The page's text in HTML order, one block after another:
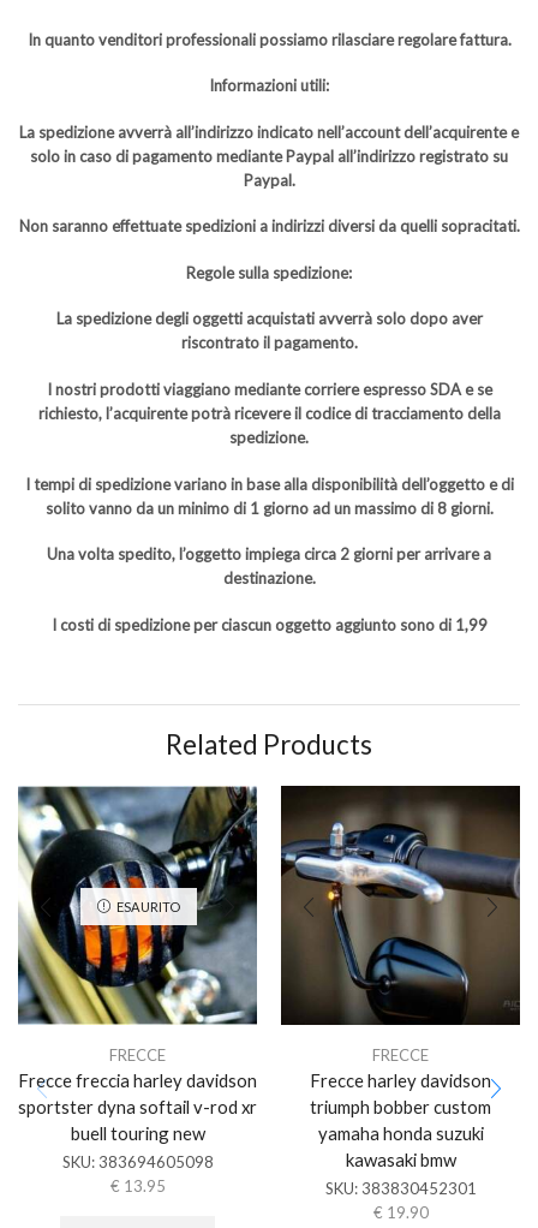
In quanto venditori professionali possiamo rilasciare regolare fattura.
Informazioni utili:
La spedizione avverrà all’indirizzo indicato nell’account dell’acquirente e
solo in caso di pagamento mediante Paypal all’indirizzo registrato su
Paypal.
Non saranno effettuate spedizioni a indirizzi diversi da quelli sopracitati.
Regole sulla spedizione:
La spedizione degli oggetti acquistati avverrà solo dopo aver
riscontrato il pagamento.
I nostri prodotti viaggiano mediante corriere espresso SDA e se
richiesto, l’acquirente potrà ricevere il codice di tracciamento della
spedizione.
I tempi di spedizione variano in base alla disponibilità dell’oggetto e di
solito vanno da un minimo di 1 giorno ad un massimo di 8 giorni.
Una volta spedito, l’oggetto impiega circa 2 giorni per arrivare a
destinazione.
I costi di spedizione per ciascun oggetto aggiunto sono di 1,99
Related Products
ESAURITO
FRECCE
Frecce freccia harley davidson
sportster dyna softail v-rod xr
buell touring new
SKU: 383694605098
€ 13.95
FRECCE
Frecce harley davidson
triumph bobber custom
yamaha honda suzuki
kawasaki bmw
SKU: 383830452301
€ 19.90